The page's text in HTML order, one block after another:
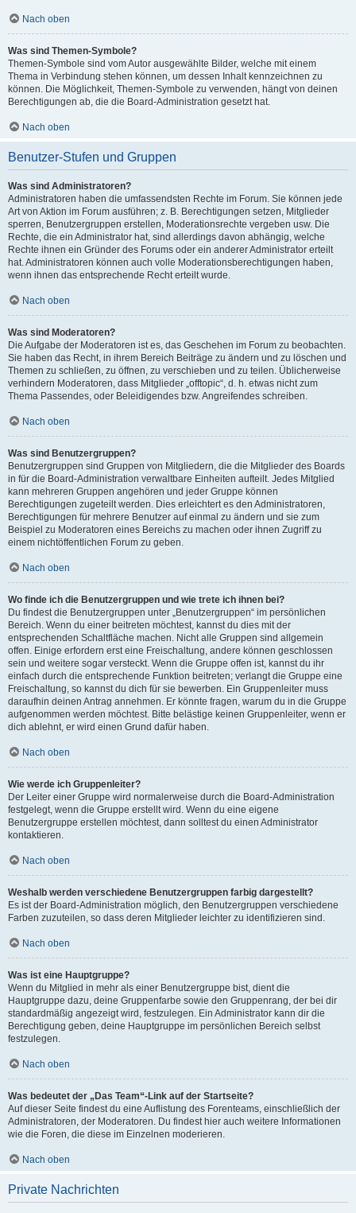
Nach oben
Was sind Themen-Symbole?
Themen-Symbole sind vom Autor ausgewählte Bilder, welche mit einem
Thema in Verbindung stehen können, um dessen Inhalt kennzeichnen zu
können. Die Möglichkeit, Themen-Symbole zu verwenden, hängt von deinen
Berechtigungen ab, die die Board-Administration gesetzt hat.
Nach oben
Benutzer-Stufen und Gruppen
Was sind Administratoren?
Administratoren haben die umfassendsten Rechte im Forum. Sie können jede
Art von Aktion im Forum ausführen; z. B. Berechtigungen setzen, Mitglieder
sperren, Benutzergruppen erstellen, Moderationsrechte vergeben usw. Die
Rechte, die ein Administrator hat, sind allerdings davon abhängig, welche
Rechte ihnen ein Gründer des Forums oder ein anderer Administrator erteilt
hat. Administratoren können auch volle Moderationsberechtigungen haben,
wenn ihnen das entsprechende Recht erteilt wurde.
Nach oben
Was sind Moderatoren?
Die Aufgabe der Moderatoren ist es, das Geschehen im Forum zu beobachten.
Sie haben das Recht, in ihrem Bereich Beiträge zu ändern und zu löschen und
Themen zu schließen, zu öffnen, zu verschieben und zu teilen. Üblicherweise
verhindern Moderatoren, dass Mitglieder „offtopic“, d. h. etwas nicht zum
Thema Passendes, oder Beleidigendes bzw. Angreifendes schreiben.
Nach oben
Was sind Benutzergruppen?
Benutzergruppen sind Gruppen von Mitgliedern, die die Mitglieder des Boards
in für die Board-Administration verwaltbare Einheiten aufteilt. Jedes Mitglied
kann mehreren Gruppen angehören und jeder Gruppe können
Berechtigungen zugeteilt werden. Dies erleichtert es den Administratoren,
Berechtigungen für mehrere Benutzer auf einmal zu ändern und sie zum
Beispiel zu Moderatoren eines Bereichs zu machen oder ihnen Zugriff zu
einem nichtöffentlichen Forum zu geben.
Nach oben
Wo finde ich die Benutzergruppen und wie trete ich ihnen bei?
Du findest die Benutzergruppen unter „Benutzergruppen“ im persönlichen
Bereich. Wenn du einer beitreten möchtest, kannst du dies mit der
entsprechenden Schaltfläche machen. Nicht alle Gruppen sind allgemein
offen. Einige erfordern erst eine Freischaltung, andere können geschlossen
sein und weitere sogar versteckt. Wenn die Gruppe offen ist, kannst du ihr
einfach durch die entsprechende Funktion beitreten; verlangt die Gruppe eine
Freischaltung, so kannst du dich für sie bewerben. Ein Gruppenleiter muss
daraufhin deinen Antrag annehmen. Er könnte fragen, warum du in die Gruppe
aufgenommen werden möchtest. Bitte belästige keinen Gruppenleiter, wenn er
dich ablehnt, er wird einen Grund dafür haben.
Nach oben
Wie werde ich Gruppenleiter?
Der Leiter einer Gruppe wird normalerweise durch die Board-Administration
festgelegt, wenn die Gruppe erstellt wird. Wenn du eine eigene
Benutzergruppe erstellen möchtest, dann solltest du einen Administrator
kontaktieren.
Nach oben
Weshalb werden verschiedene Benutzergruppen farbig dargestellt?
Es ist der Board-Administration möglich, den Benutzergruppen verschiedene
Farben zuzuteilen, so dass deren Mitglieder leichter zu identifizieren sind.
Nach oben
Was ist eine Hauptgruppe?
Wenn du Mitglied in mehr als einer Benutzergruppe bist, dient die
Hauptgruppe dazu, deine Gruppenfarbe sowie den Gruppenrang, der bei dir
standardmäßig angezeigt wird, festzulegen. Ein Administrator kann dir die
Berechtigung geben, deine Hauptgruppe im persönlichen Bereich selbst
festzulegen.
Nach oben
Was bedeutet der „Das Team“-Link auf der Startseite?
Auf dieser Seite findest du eine Auflistung des Forenteams, einschließlich der
Administratoren, der Moderatoren. Du findest hier auch weitere Informationen
wie die Foren, die diese im Einzelnen moderieren.
Nach oben
Private Nachrichten